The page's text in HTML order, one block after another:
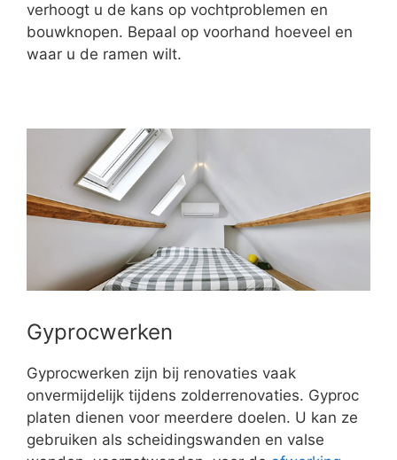
verhoogt u de kans op vochtproblemen en
bouwknopen. Bepaal op voorhand hoeveel en
waar u de ramen wilt.
Gyprocwerken
Gyprocwerken zijn bij renovaties vaak
onvermijdelijk tijdens zolderrenovaties. Gyproc
platen dienen voor meerdere doelen. U kan ze
gebruiken als scheidingswanden en valse